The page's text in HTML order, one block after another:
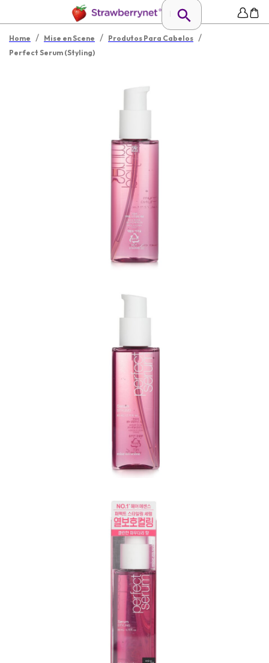
Home / Mise en Scene / Produtos Para Cabelos /
Perfect Serum (Styling)